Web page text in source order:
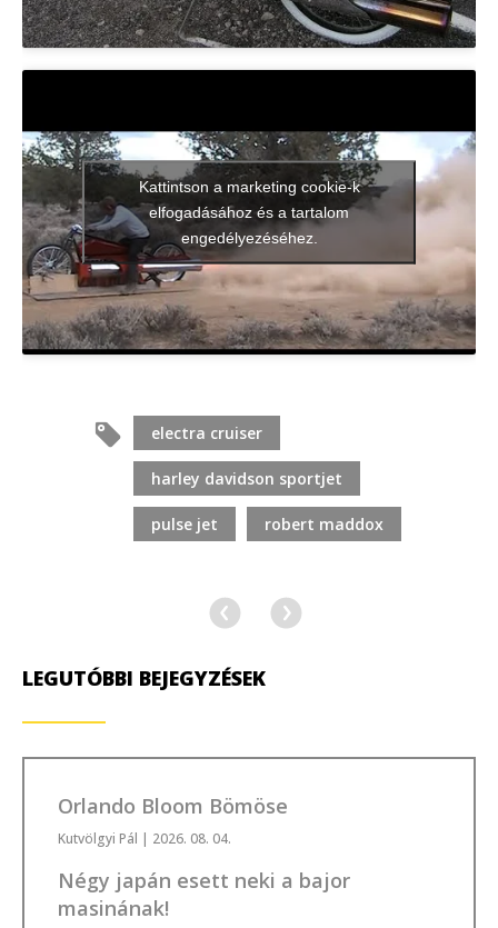
Kattintson a marketing cookie-k
elfogadásához és a tartalom
engedélyezéséhez.
electra cruiser
harley davidson sportjet
pulse jet robert maddox
LEGUTÓBBI BEJEGYZÉSEK
Orlando Bloom Bömöse
Kutvölgyi Pál | 2026. 08. 04.
Négy japán esett neki a bajor
masinának!